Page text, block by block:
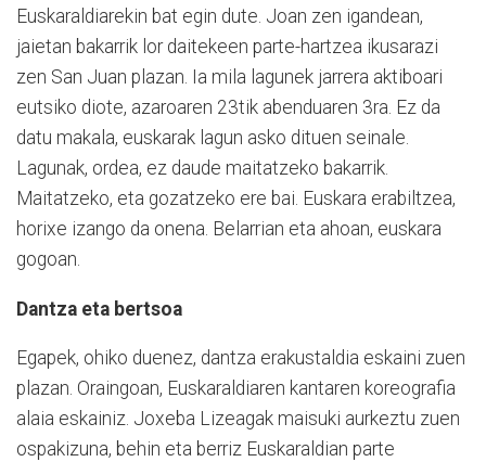
Euskaraldiarekin bat egin dute. Joan zen igandean,
jaietan bakarrik lor daitekeen parte-hartzea ikusarazi
zen San Juan plazan. Ia mila lagunek jarrera aktiboari
eutsiko diote, azaroaren 23tik abenduaren 3ra. Ez da
datu makala, euskarak lagun asko dituen seinale.
Lagunak, ordea, ez daude maitatzeko bakarrik.
Maitatzeko, eta gozatzeko ere bai. Euskara erabiltzea,
horixe izango da onena. Belarrian eta ahoan, euskara
gogoan.
Dantza eta bertsoa
Egapek, ohiko duenez, dantza erakustaldia eskaini zuen
plazan. Oraingoan, Euskaraldiaren kantaren koreografia
alaia eskainiz. Joxeba Lizeagak maisuki aurkeztu zuen
ospakizuna, behin eta berriz Euskaraldian parte